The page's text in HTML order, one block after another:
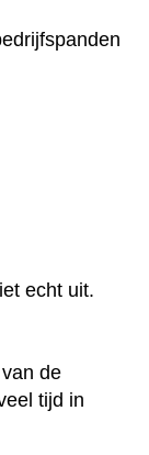
echt uit.
van de
tijd in